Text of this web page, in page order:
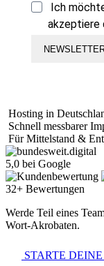
Ich
akzeptiere
Hosting in
Schnell messbarer
Für Mittelstand &
5,0 bei Google
32+ Bewertungen
Werde Teil eines
Wort-Akrobaten.
STARTE